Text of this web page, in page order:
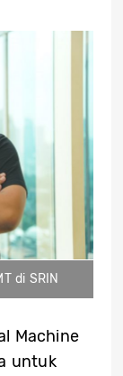
di SRIN
Machine
untuk